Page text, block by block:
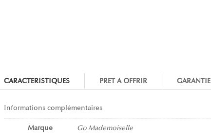
CARACTERISTIQUES PRET A OFFRIR GARANTIE
Informations complémentaires
Marque Go Mademoiselle